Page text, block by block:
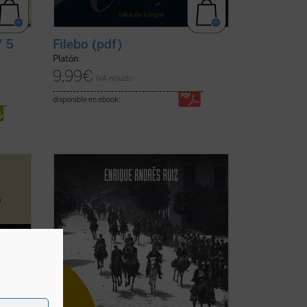
5
Filebo (pdf)
Platón
9,99€ IVA incluido
disponible en ebook:
Es posible que los muchos personajes de
esta obra tengan más que ver con la
historia que con la literatura. Es decir,
que no se puede decir que sean
personajes literarios a los que el sentido
de una peripecia narrativa (como ocurre
en las novelas y ...(ver ficha)